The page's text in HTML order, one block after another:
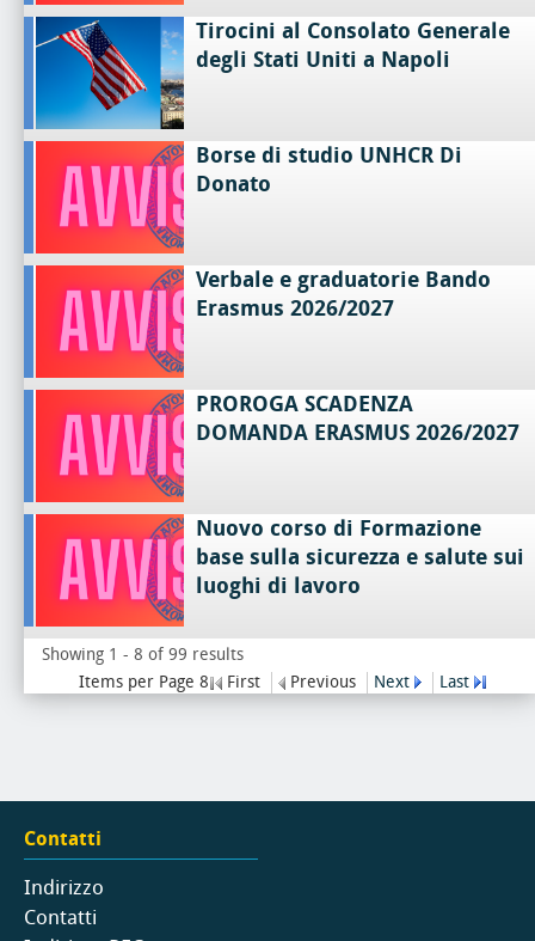
Tirocini al Consolato Generale
degli Stati Uniti a Napoli
Borse di studio UNHCR Di
Donato
Verbale e graduatorie Bando
Erasmus 2026/2027
PROROGA SCADENZA
DOMANDA ERASMUS 2026/2027
Nuovo corso di Formazione
base sulla sicurezza e salute sui
luoghi di lavoro
Showing 1 - 8 of 99 results
Items per Page 8
First Previous Next Last
Contatti
Indirizzo
Contatti